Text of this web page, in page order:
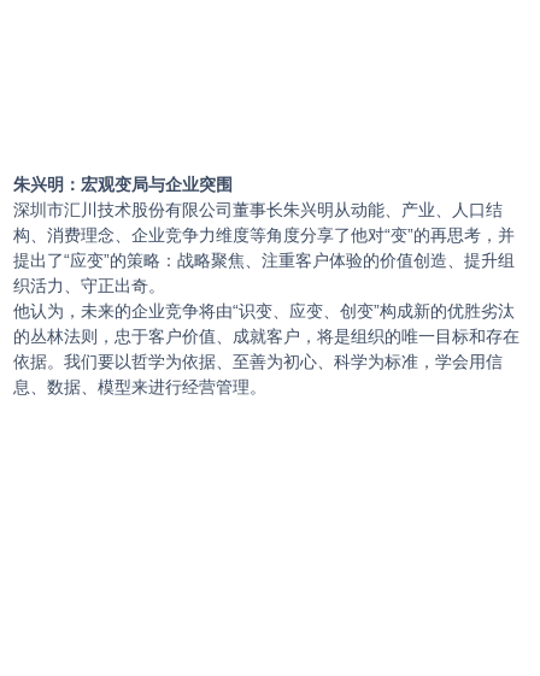
朱兴明：宏观变局与企业突围
深圳市汇川技术股份有限公司董事长朱兴明从动能、产业、人口结
构、消费理念、企业竞争力维度等角度分享了他对“变”的再思考，并
提出了“应变”的策略：战略聚焦、注重客户体验的价值创造、提升组
织活力、守正出奇。
他认为，未来的企业竞争将由“识变、应变、创变”构成新的优胜劣汰
的丛林法则，忠于客户价值、成就客户，将是组织的唯一目标和存在
依据。我们要以哲学为依据、至善为初心、科学为标准，学会用信
息、数据、模型来进行经营管理。